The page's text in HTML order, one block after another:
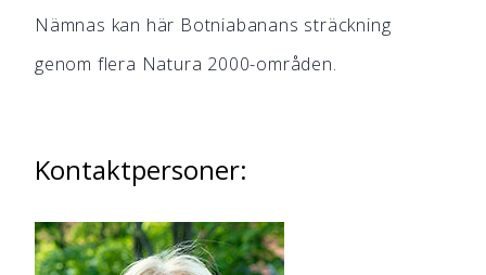
Nämnas kan här Botniabanans sträckning
genom flera Natura 2000-områden.
Kontaktpersoner: